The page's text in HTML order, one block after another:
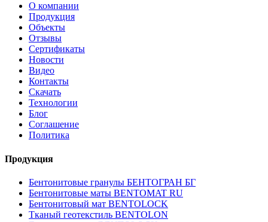
О компании
Продукция
Объекты
Отзывы
Сертификаты
Новости
Видео
Контакты
Скачать
Технологии
Блог
Соглашение
Политика
Продукция
Бентонитовые гранулы БЕНТОГРАН БГ
Бентонитовые маты BENTOMAT RU
Бентонитовый мат BENTOLOCK
Тканый геотекстиль BENTOLON